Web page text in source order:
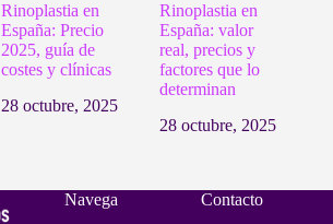
Rinoplastia en
España: Precio
2025, guía de
costes y clínicas
28 octubre, 2025
Rinoplastia en
España: valor
real, precios y
factores que lo
determinan
28 octubre, 2025
Navega
Contacto